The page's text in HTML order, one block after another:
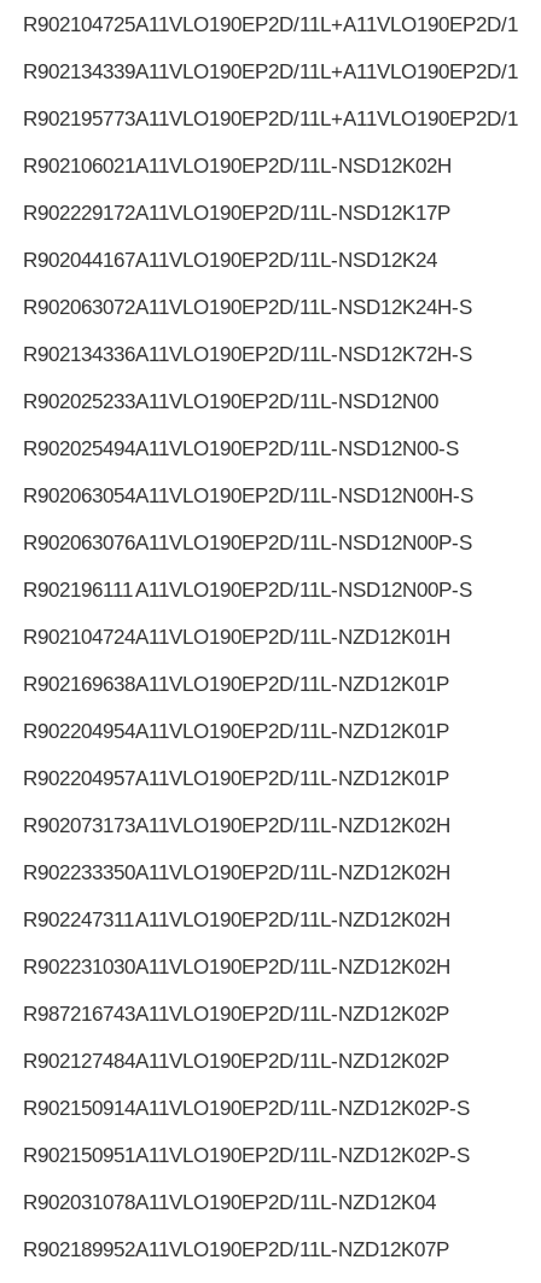
R902104725A11VLO190EP2D/11L+A11VLO190EP2D/11L
R902134339A11VLO190EP2D/11L+A11VLO190EP2D/11L
R902195773A11VLO190EP2D/11L+A11VLO190EP2D/11L
R902106021A11VLO190EP2D/11L-NSD12K02H
R902229172A11VLO190EP2D/11L-NSD12K17P
R902044167A11VLO190EP2D/11L-NSD12K24
R902063072A11VLO190EP2D/11L-NSD12K24H-S
R902134336A11VLO190EP2D/11L-NSD12K72H-S
R902025233A11VLO190EP2D/11L-NSD12N00
R902025494A11VLO190EP2D/11L-NSD12N00-S
R902063054A11VLO190EP2D/11L-NSD12N00H-S
R902063076A11VLO190EP2D/11L-NSD12N00P-S
R902196111A11VLO190EP2D/11L-NSD12N00P-S
R902104724A11VLO190EP2D/11L-NZD12K01H
R902169638A11VLO190EP2D/11L-NZD12K01P
R902204954A11VLO190EP2D/11L-NZD12K01P
R902204957A11VLO190EP2D/11L-NZD12K01P
R902073173A11VLO190EP2D/11L-NZD12K02H
R902233350A11VLO190EP2D/11L-NZD12K02H
R902247311A11VLO190EP2D/11L-NZD12K02H
R902231030A11VLO190EP2D/11L-NZD12K02H
R987216743A11VLO190EP2D/11L-NZD12K02P
R902127484A11VLO190EP2D/11L-NZD12K02P
R902150914A11VLO190EP2D/11L-NZD12K02P-S
R902150951A11VLO190EP2D/11L-NZD12K02P-S
R902031078A11VLO190EP2D/11L-NZD12K04
R902189952A11VLO190EP2D/11L-NZD12K07P